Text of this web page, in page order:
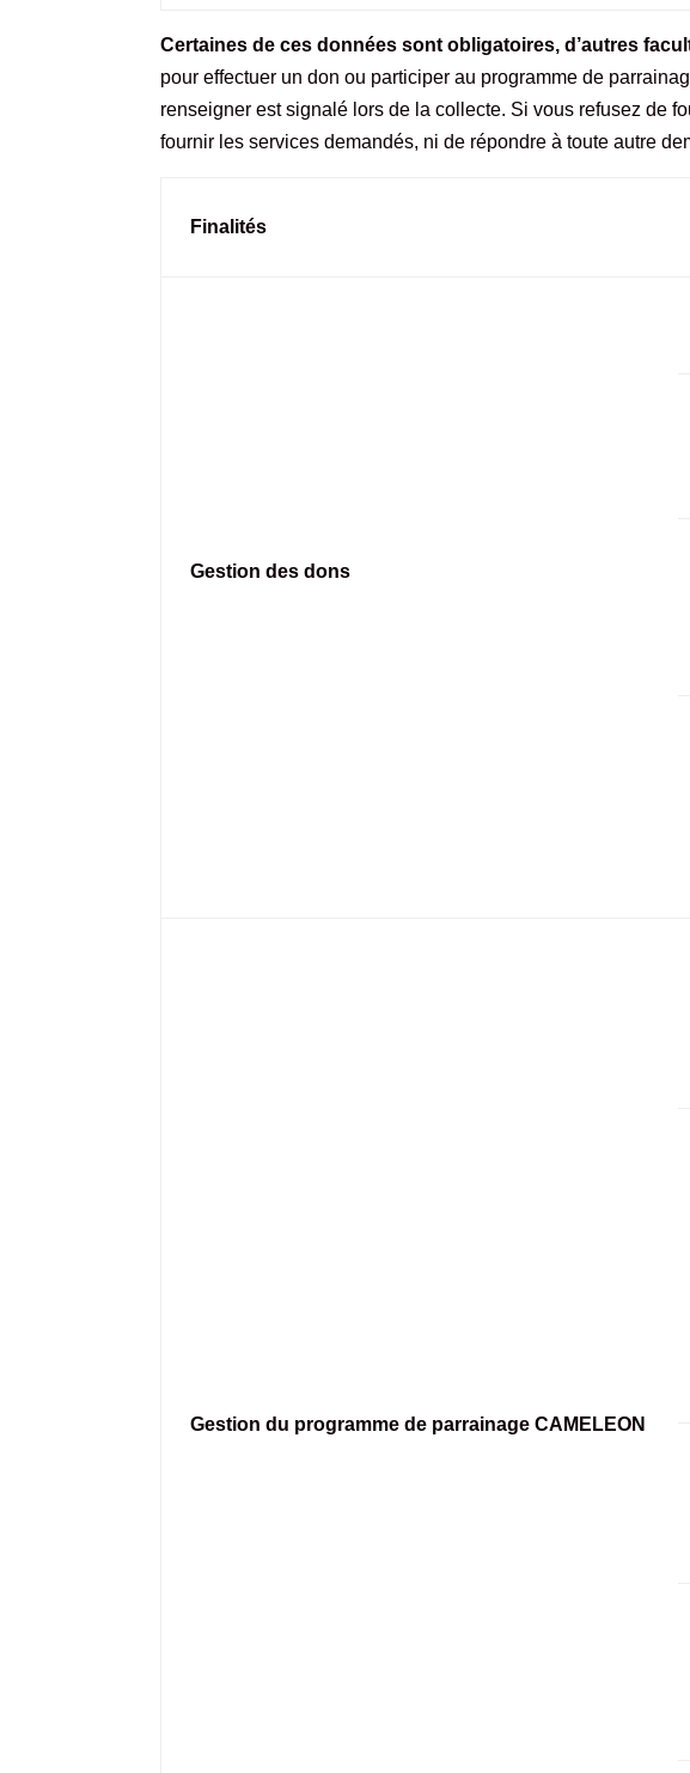
Certaines de ces données sont obligatoires, d’autres
pour effectuer un don ou participer au programme de
renseigner est signalé lors de la collecte. Si vous refusez de
fournir les services demandés, ni de répondre à toute autre
Finalités
Gestion des dons
Gestion du programme de parrainage CAMELEON